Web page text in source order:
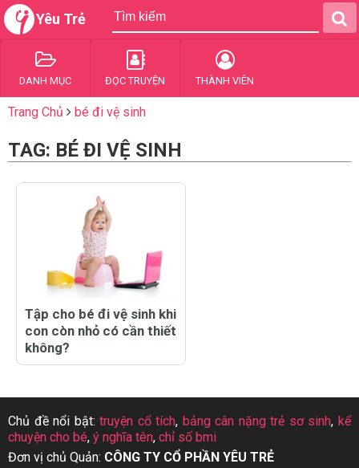
Yêu Trẻ
DANH MỤC ĐỌC TRUYỆN THÀNH VIÊN
Trang Chủ bé đi vệ sinh
TAG: BÉ ĐI VỆ SINH
Tập cho bé đi vệ sinh khi
con còn nhỏ có cần thiết
không?
Chủ đề nổi bật:truyện cổ tích, bảng cân nặng trẻ sơ sinh,kể
chuyện cho bé, ý nghĩa tên, chỉ số bmi
Đơn vị chủ Quản: CÔNG TY CỔ PHẦN YÊU TRẺ